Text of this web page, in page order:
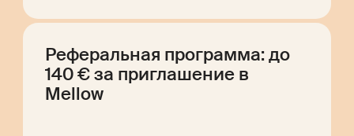
Реферальная программа: до
140 € за приглашение в
Mellow